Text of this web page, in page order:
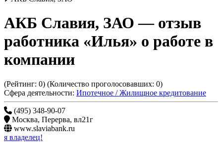
АКБ Славия, ЗАО — отзыв
работника «Илья» о работе в
компании
(Рейтинг: 0) (Количество проголосовавших: 0)
Сфера деятельности: Ипотечное / Жилищное кредитование
(495) 348-90-07
Москва, Перерва, вл21г
www.slaviabank.ru
я владелец!